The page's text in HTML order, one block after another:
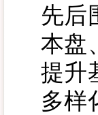
先后
本盘
提升
多样